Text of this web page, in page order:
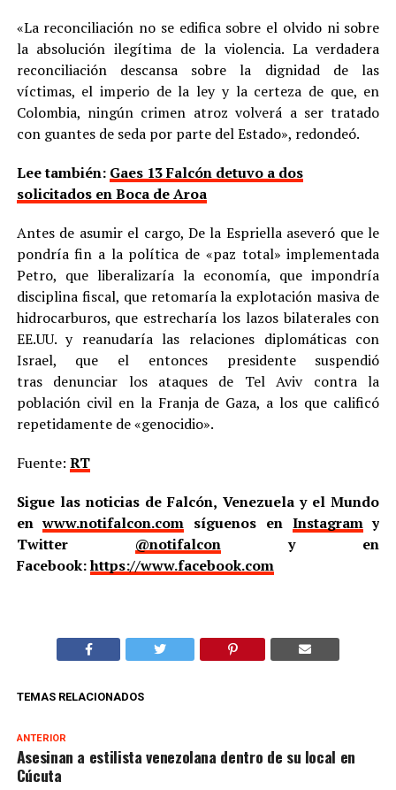
«La reconciliación no se edifica sobre el olvido ni sobre
la absolución ilegítima de la violencia. La verdadera
reconciliación descansa sobre la dignidad de las
víctimas, el imperio de la ley y la certeza de que, en
Colombia, ningún crimen atroz volverá a ser tratado
con guantes de seda por parte del Estado», redondeó.
Lee también: Gaes 13 Falcón detuvo a dos
solicitados en Boca de Aroa
Antes de asumir el cargo, De la Espriella aseveró que le
pondría fin a la política de «paz total» implementada
Petro, que liberalizaría la economía, que impondría
disciplina fiscal, que retomaría la explotación masiva de
hidrocarburos, que estrecharía los lazos bilaterales con
EE.UU. y reanudaría las relaciones diplomáticas con
Israel, que el entonces presidente suspendió
tras denunciar los ataques de Tel Aviv contra la
población civil en la Franja de Gaza, a los que calificó
repetidamente de «genocidio».
Fuente: RT
Sigue las noticias de Falcón, Venezuela y el Mundo
enwww.notifalcon.com síguenos en Instagramy
Twitter @notifalcony en
Facebook:https://www.facebook.com
TEMAS RELACIONADOS
ANTERIOR
Asesinan a estilista venezolana dentro de su local en
Cúcuta